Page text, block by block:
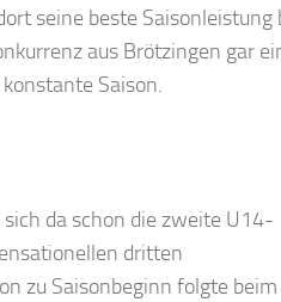
seine beste
aus Brötzingen gar
Saison.
da schon die zweite U14-
dritten
zu Saisonbeginn folgte beim